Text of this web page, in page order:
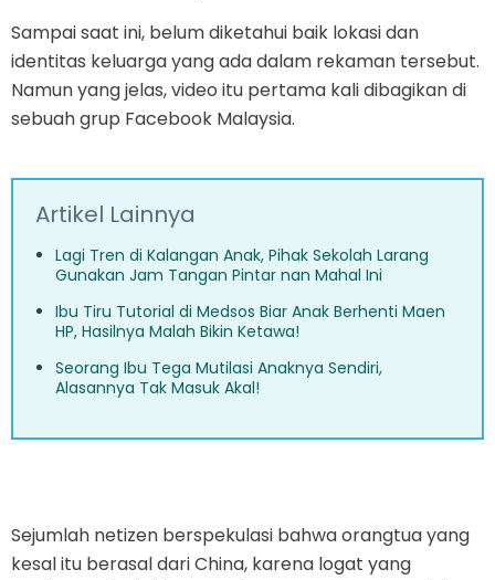
Sampai saat ini, belum diketahui baik lokasi dan
identitas keluarga yang ada dalam rekaman tersebut.
Namun yang jelas, video itu pertama kali dibagikan di
sebuah grup Facebook Malaysia.
Artikel Lainnya
Lagi Tren di Kalangan Anak, Pihak Sekolah Larang
Gunakan Jam Tangan Pintar nan Mahal Ini
Ibu Tiru Tutorial di Medsos Biar Anak Berhenti Maen
HP, Hasilnya Malah Bikin Ketawa!
Seorang Ibu Tega Mutilasi Anaknya Sendiri,
Alasannya Tak Masuk Akal!
Sejumlah netizen berspekulasi bahwa orangtua yang
kesal itu berasal dari China, karena logat yang